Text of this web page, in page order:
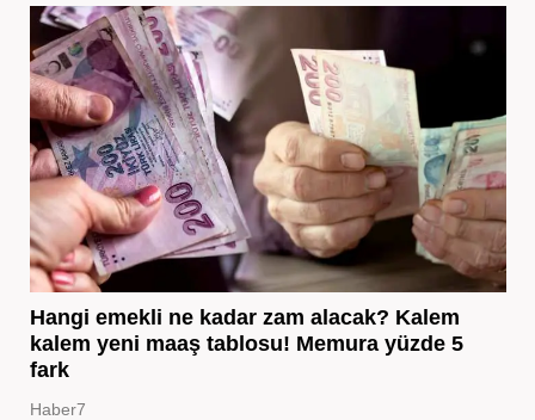
Hangi emekli ne kadar zam alacak? Kalem
kalem yeni maaş tablosu! Memura yüzde 5
fark
Haber7